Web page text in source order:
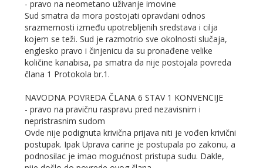
- pravo na neometano uživanje imovine
Sud smatra da mora postojati opravdani odnos
srazmernosti između upotrebljenih sredstava i cilja
kojem se teži. Sud je razmotrio sve okolnosti slučaja,
englesko pravo i činjenicu da su pronađene velike
količine kanabisa, pa smatra da nije postojala povreda
člana 1 Protokola br.1.
NAVODNA POVREDA ČLANA 6 STAV 1 KONVENCIJE
- pravo na pravičnu raspravu pred nezavisnim i
nepristrasnim sudom
Ovde nije podignuta krivična prijava niti je vođen krivični
postupak. Ipak Uprava carine je postupala po zakonu, a
podnosilac je imao mogućnost pristupa sudu. Dakle,